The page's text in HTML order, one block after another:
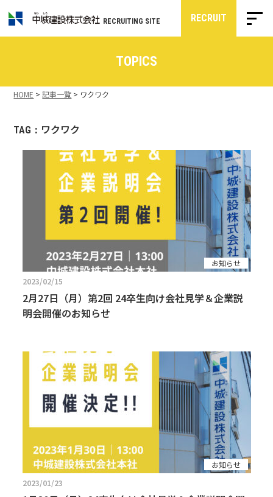
RECRUITING SITE RECRUIT
TOPICS
HOME >記事一覧 > ワクワク
TAG： ワクワク
お知らせ
2023/02/15
2月27日（月）第2回 24卒生向け会社見学＆企業説
明会開催のお知らせ
お知らせ
2023/01/23